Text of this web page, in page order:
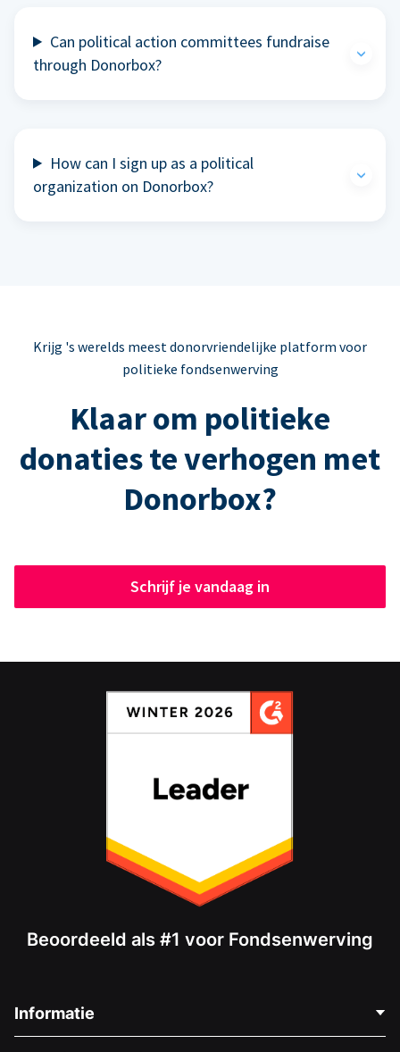
Can political action committees fundraise
through Donorbox?
How can I sign up as a political
organization on Donorbox?
Krijg 's werelds meest donorvriendelijke platform voor
politieke fondsenwerving
Klaar om politieke
donaties te verhogen met
Donorbox?
Schrijf je vandaag in
Beoordeeld als #1 voor Fondsenwerving
Informatie